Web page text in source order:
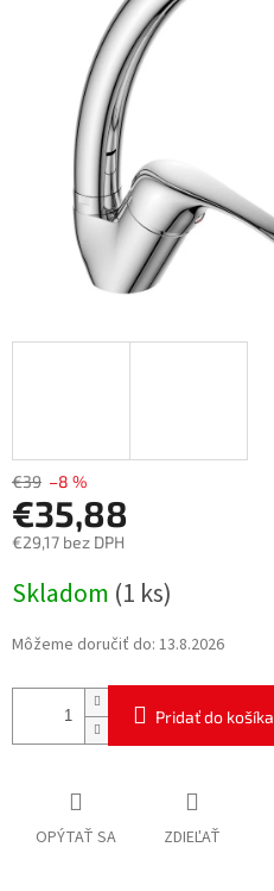
€39 –8 %
€35,88
€29,17 bez DPH
cena:
Skladom (1 ks)
Môžeme doručiť do: 13.8.2026
Pridať do košíka
OPÝTAŤ SA ZDIEĽAŤ